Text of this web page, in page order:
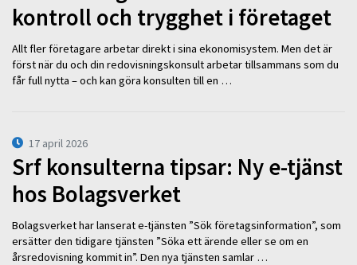
kontroll och trygghet i företaget
Allt fler företagare arbetar direkt i sina ekonomisystem. Men det är
först när du och din redovisningskonsult arbetar tillsammans som du
får full nytta – och kan göra konsulten till en …
17 april 2026
Srf konsulterna tipsar: Ny e-tjänst
hos Bolagsverket
Bolagsverket har lanserat e-tjänsten ”Sök företagsinformation”, som
ersätter den tidigare tjänsten ”Söka ett ärende eller se om en
årsredovisning kommit in”. Den nya tjänsten samlar …